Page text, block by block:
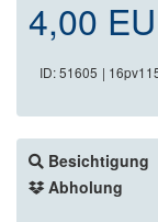
4,00
ID: 51605 |
Besichtigung
Abholung